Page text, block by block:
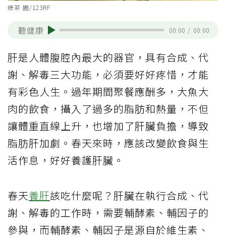
綠茶 圖/123RF
聽健康 00:00 / 00:00
肝是人體腹腔內最大的器官，具有合成、代
謝、解毒三大功能，必須要好好疼惜，才能
有彩色人生。過年期間聚餐應酬多，大魚大
肉的飲食，攝入了過多的脂肪和熱量，不但
讓體重直線上升，也增加了肝臟負擔，導致
脂肪肝加劇。春天來時，應該改變飲食與生
活作息，好好養護肝臟。
春天養肝該吃什麼呢？肝臟在執行合成、代
謝、解毒的工作時，需要輔酵素、輔因子的
參與，而輔酵素、輔因子是源自於維生素、